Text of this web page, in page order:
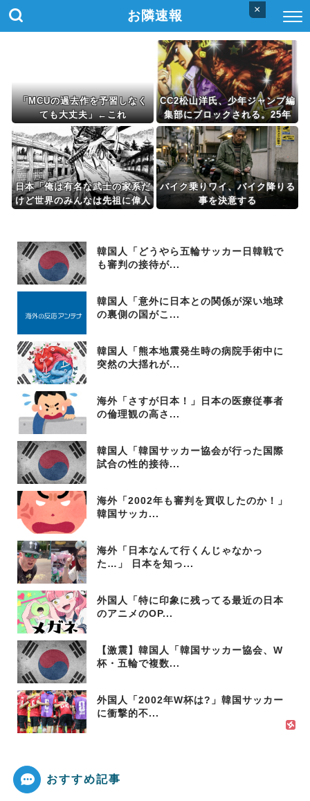
×
お隣速報
「MCUの過去作を予習しなく
ても大丈夫」←これ
CC2松山洋氏、少年ジャンプ編
集部にブロックされる。25年
以上ずっと一緒にやってきたの
に何故…
日本「俺は有名な武士の家系だ
けど世界のみんなは先祖に偉人
バイク乗りワイ、バイク降りる
事を決意する
韓国人「どうやら五輪サッカー日韓戦で
も審判の接待が...
韓国人「意外に日本との関係が深い地球
の裏側の国がこ...
韓国人「熊本地震発生時の病院手術中に
突然の大揺れが...
海外「さすが日本！」日本の医療従事者
の倫理観の高さ...
韓国人「韓国サッカー協会が行った国際
試合の性的接待...
海外「2002年も審判を買収したのか！」
韓国サッカ...
海外「日本なんて行くんじゃなかっ
た…」 日本を知っ...
外国人「特に印象に残ってる最近の日本
のアニメのOP...
【激震】韓国人「韓国サッカー協会、W
杯・五輪で複数...
外国人「2002年W杯は?」韓国サッカー
に衝撃的不...
おすすめ記事